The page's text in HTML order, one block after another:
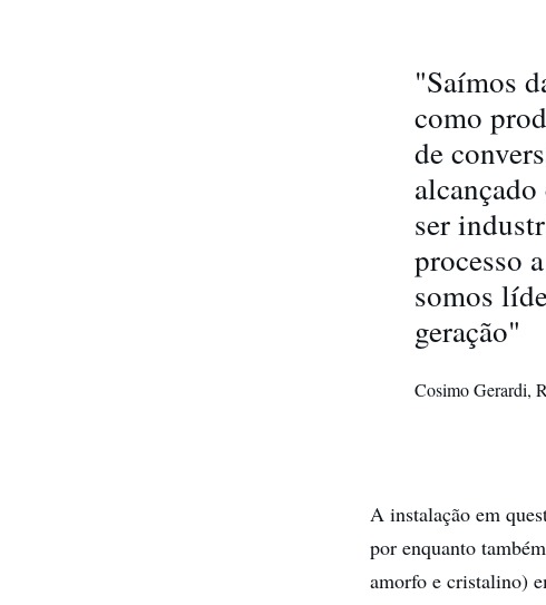
"Saímos
como
de
ser
processo
somos
geração"
Cosimo Gerardi,
A instalação em
por enquanto
amorfo e cristalino)